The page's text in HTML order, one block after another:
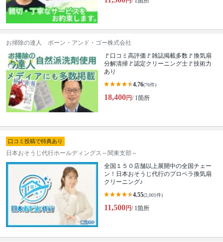
お掃除の達人 ボーン・アンド・ゴー株式会社
🚩口コミ高評価🚩雑誌掲載多数🚩換気扇
分解清掃🚩認定クリーニング士🚩技術力
あり
4.76(76件)
18,400円/ 1箇所
口コミ投稿で特典あり
日本おそうじ代行ホールディングス～関東支部～
全国１５０店舗以上展開中の全国チェー
ン！日本おそうじ代行のプロペラ換気扇
クリーニング♪
4.55(2,001件)
11,500円/ 1箇所